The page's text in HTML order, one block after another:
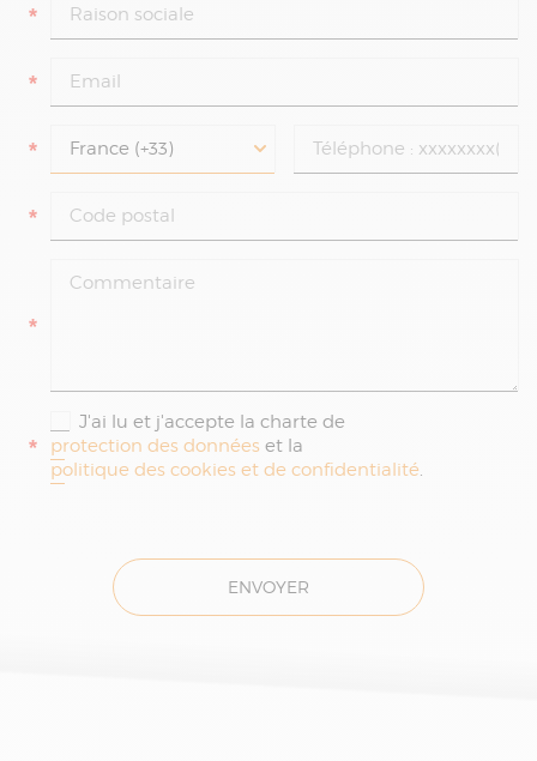
*
*
*
*
*
*
J'ai lu et j'accepte la charte de
protection des données et la
politique des cookies et de confidentialité.
ENVOYER